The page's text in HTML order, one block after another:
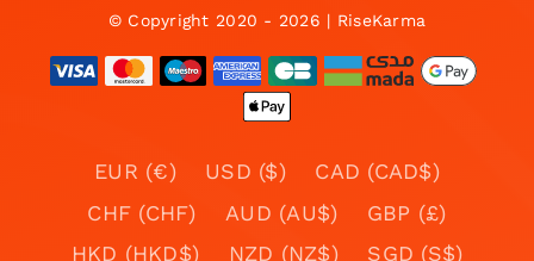
© Copyright 2020 - 2026 | RiseKarma
EUR (€) USD ($)
CAD (CAD$)
CHF (CHF)
AUD (AU$)
GBP (£)
HKD (HKD$)
NZD (NZ$)
SGD (S$)